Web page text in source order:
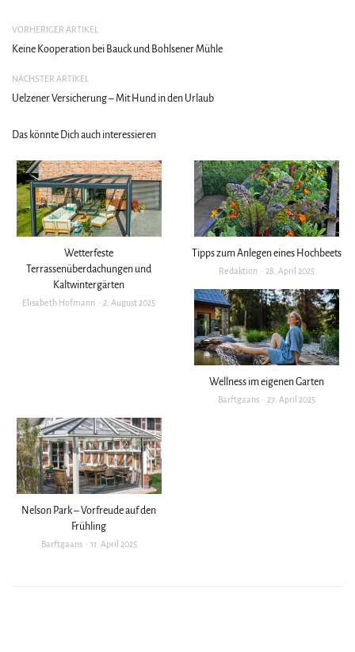
VORHERIGER ARTIKEL
Keine Kooperation bei Bauck und Bohlsener Mühle
NÄCHSTER ARTIKEL
Uelzener Versicherung – Mit Hund in den Urlaub
Das könnte Dich auch interessieren
Wetterfeste
Terrassenüberdachungen und
Kaltwintergärten
Elisabeth Hofmann 2. August 2025
Tipps zum Anlegen eines Hochbeets
Redaktion 28. April 2025
Wellness im eigenen Garten
Barftgaans 27. April 2025
Nelson Park – Vorfreude auf den
Frühling
Barftgaans 11. April 2025